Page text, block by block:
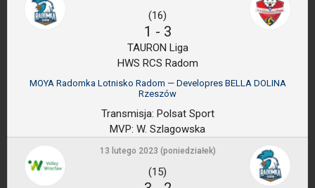
(16)
1 - 3
TAURON Liga
HWS RCS Radom
MOYA Radomka Lotnisko Radom — Developres BELLA DOLINA
Rzeszów
Transmisja: Polsat Sport
MVP: W. Szlagowska
13 lutego 2023 (poniedziałek)
(15)